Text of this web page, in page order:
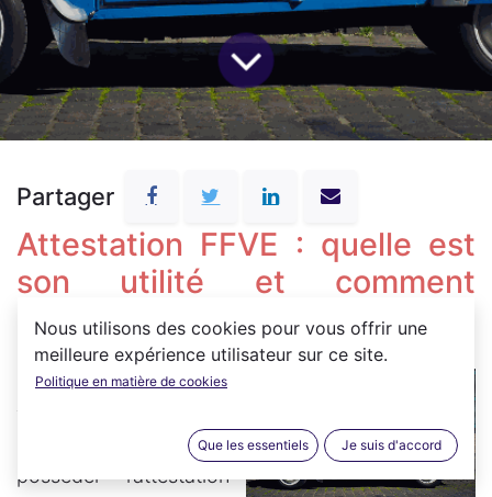
Partager
Attestation FFVE : quelle est
son utilité et comment
l'obtenir ?
Pour passer votre
voiture en véhicule de
collection, vous devez
posséder l’attestation
Nous utilisons des cookies pour vous offrir une
meilleure expérience utilisateur sur ce site.
Politique en matière de cookies
Que les essentiels Je suis d'accord